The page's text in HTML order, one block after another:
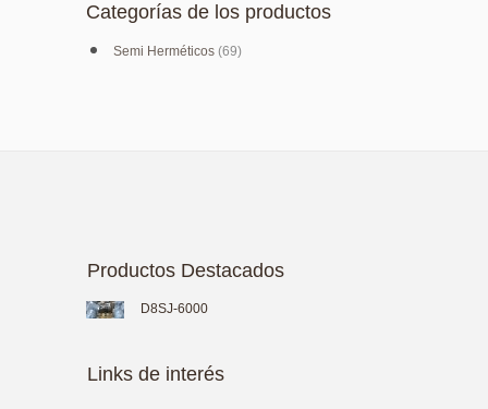
Categorías de los productos
Semi Herméticos (69)
Productos Destacados
D8SJ-6000
Links de interés